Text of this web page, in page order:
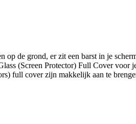
de grond, er zit een barst in je
(Screen Protector) Full Cover voor
full cover zijn makkelijk aan te